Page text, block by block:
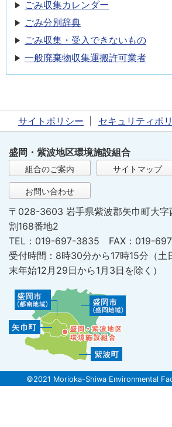
ごみ収集カレンダー
ごみ分別辞典
ごみ収集・受入できないもの
一般廃棄物収集運搬許可業者
サイトポリシー セキュリティポ
盛岡・紫波地区環境施設組合
組合のご案内 サイトマップ
お問い合わせ
〒028-3603 岩手県紫波郡矢巾町大字
割168番地2
TEL：019-697-3835 FAX：019-
受付時間：8時30分から17時15分（土
末年始12月29日から1月3日を除く）
©2021 Morioka-Shiwa Environmental